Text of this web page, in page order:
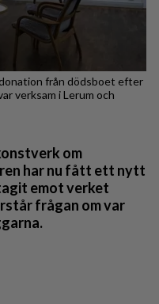
från dödsboet efter
verksam i Lerum och
om
har nu fått ett nytt
emot verket
frågan om var